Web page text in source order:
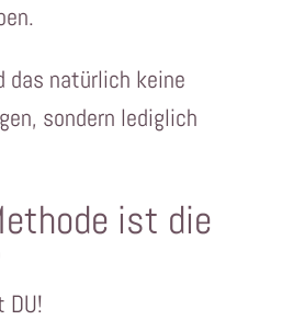
das natürlich keine
sondern lediglich
ist die
DU!